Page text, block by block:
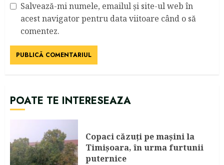
Salvează-mi numele, emailul și site-ul web în
acest navigator pentru data viitoare când o să
comentez.
POATE TE INTERESEAZA
Copaci căzuţi pe maşini la
Timişoara, în urma furtunii
puternice